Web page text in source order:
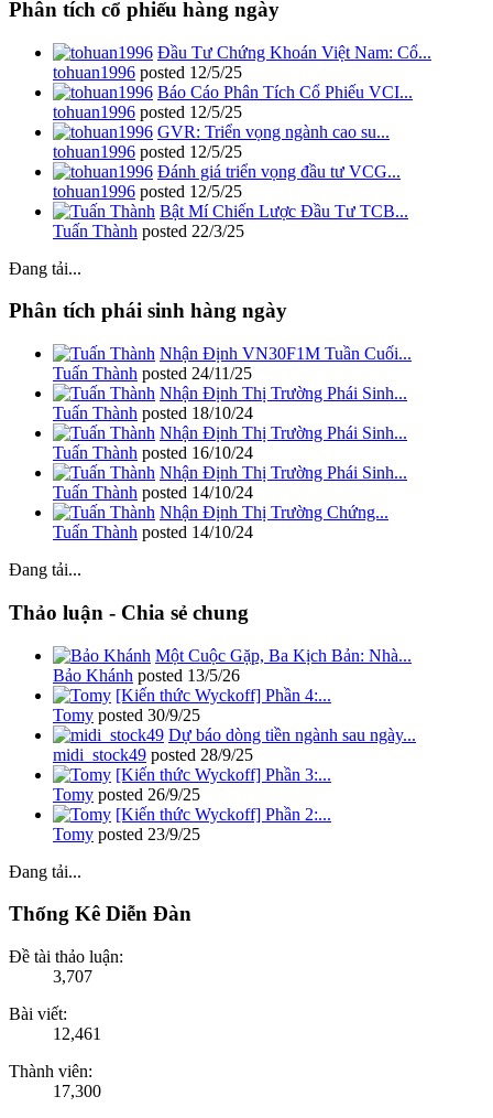
Phân tích cổ phiếu hàng ngày
Đầu Tư Chứng Khoán Việt Nam: Cổ...
tohuan1996 posted 12/5/25
Báo Cáo Phân Tích Cổ Phiếu VCI...
tohuan1996 posted 12/5/25
GVR: Triển vọng ngành cao su...
tohuan1996 posted 12/5/25
Đánh giá triển vọng đầu tư VCG...
tohuan1996 posted 12/5/25
Bật Mí Chiến Lược Đầu Tư TCB...
Tuấn Thành posted 22/3/25
Đang tải...
Phân tích phái sinh hàng ngày
Nhận Định VN30F1M Tuần Cuối...
Tuấn Thành posted 24/11/25
Nhận Định Thị Trường Phái Sinh...
Tuấn Thành posted 18/10/24
Nhận Định Thị Trường Phái Sinh...
Tuấn Thành posted 16/10/24
Nhận Định Thị Trường Phái Sinh...
Tuấn Thành posted 14/10/24
Nhận Định Thị Trường Chứng...
Tuấn Thành posted 14/10/24
Đang tải...
Thảo luận - Chia sẻ chung
Một Cuộc Gặp, Ba Kịch Bản: Nhà...
Bảo Khánh posted 13/5/26
[Kiến thức Wyckoff] Phần 4:...
Tomy posted 30/9/25
Dự báo dòng tiền ngành sau ngày...
midi_stock49 posted 28/9/25
[Kiến thức Wyckoff] Phần 3:...
Tomy posted 26/9/25
[Kiến thức Wyckoff] Phần 2:...
Tomy posted 23/9/25
Đang tải...
Thống Kê Diễn Đàn
Đề tài thảo luận:
3,707
Bài viết:
12,461
Thành viên:
17,300